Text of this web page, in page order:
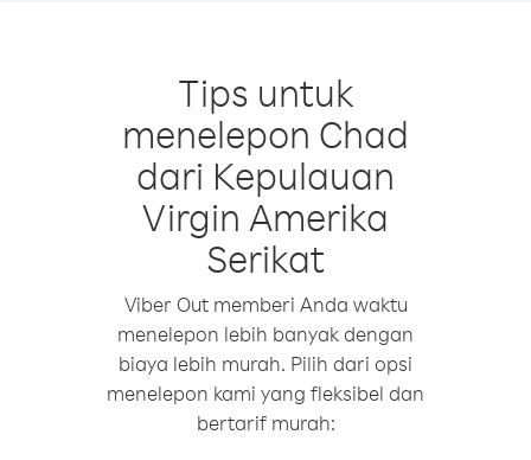
Tips untuk
menelepon Chad
dari Kepulauan
Virgin Amerika
Serikat
Viber Out memberi Anda waktu
menelepon lebih banyak dengan
biaya lebih murah. Pilih dari opsi
menelepon kami yang fleksibel dan
bertarif murah: